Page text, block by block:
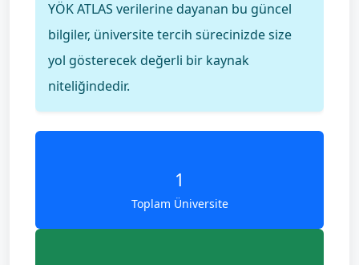
YÖK ATLAS verilerine dayanan bu güncel
bilgiler, üniversite tercih sürecinizde size
yol gösterecek değerli bir kaynak
niteliğindedir.
1
Toplam Üniversite